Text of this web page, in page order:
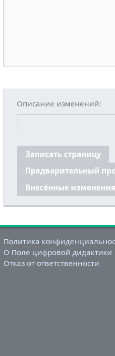
Описание изменений:
Записать страницу
Предварительный
Внесённые изменения
Политика
О Поле цифровой дидактики
Отказ от ответственности